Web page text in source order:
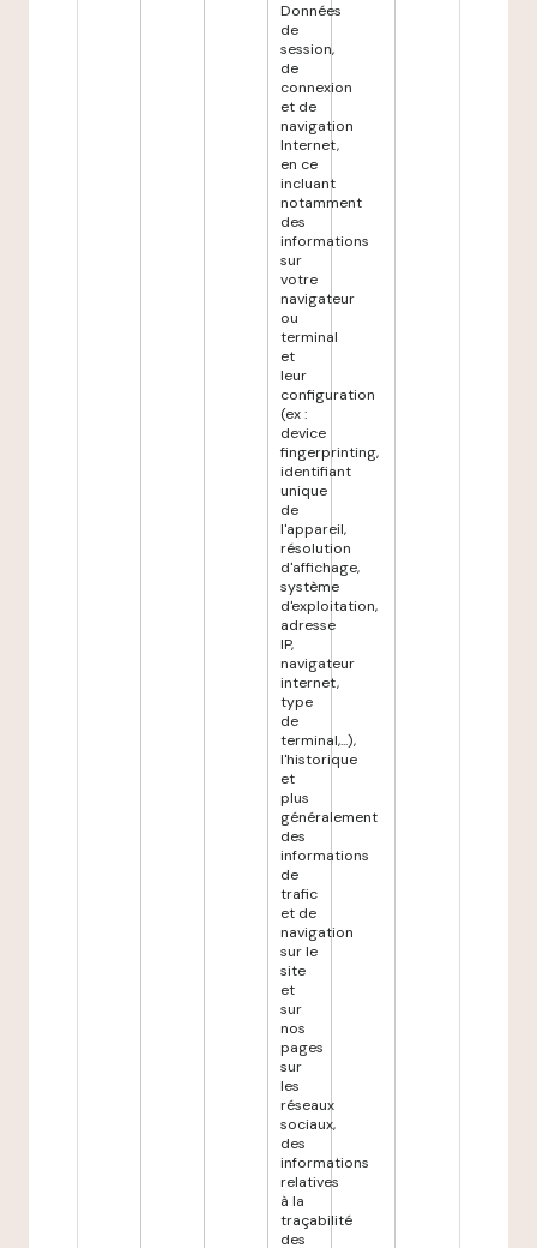
Données
de
session,
de
connexion
et de
navigation
Internet,
en ce
incluant
notamment
des
informations
sur
votre
navigateur
ou
terminal
et
leur
configuration
(ex :
device
fingerprinting,
identifiant
unique
de
l'appareil,
résolution
d'affichage,
système
d'exploitation,
adresse
IP,
navigateur
internet,
type
de
terminal,...),
l'historique
et
plus
généralement
des
informations
de
trafic
et de
navigation
sur le
site
et
sur
nos
pages
sur
les
réseaux
sociaux,
des
informations
relatives
à la
traçabilité
des